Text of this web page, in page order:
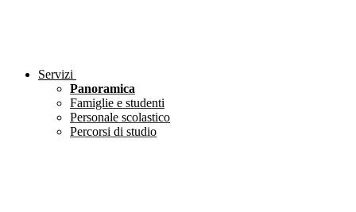
Servizi
Panoramica
Famiglie e studenti
Personale scolastico
Percorsi di studio